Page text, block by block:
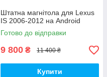
Штатна магнітола для Lexus
IS 2006-2012 на Android
Готово до відправки
9 800 ₴ 11 400 ₴
Купити